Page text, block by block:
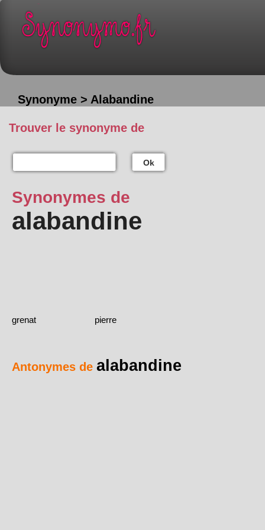
Synonyme > Alabandine
Trouver le synonyme de
Ok
Synonymes de
alabandine
grenat pierre
Antonymes de alabandine